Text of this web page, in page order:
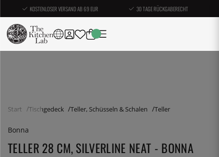
KOSTENLOSER VERSAND AB 69 EUR 30 TAGE RÜCKGABERECHT
Start Tischgedeck Teller, Schüsseln & Schalen Teller
Bonna
TELLER 28 CM, SILVERLINE NEAT - BONNA